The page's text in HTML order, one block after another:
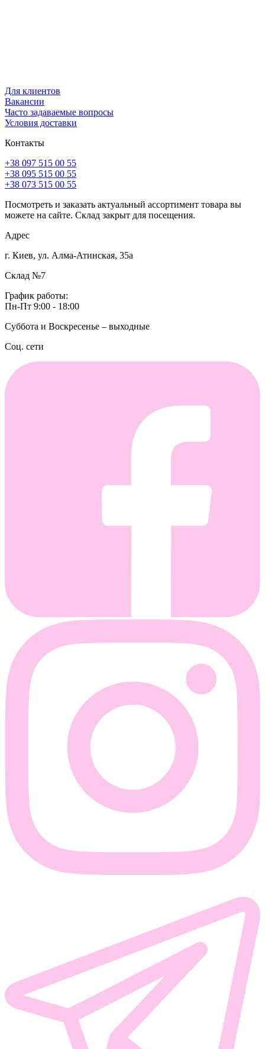
Для клиентов
Вакансии
Часто задаваемые вопросы
Условия доставки
Контакты
+38 097 515 00 55
+38 095 515 00 55
+38 073 515 00 55
Посмотреть и заказать актуальный ассортимент товара вы
можете на сайте. Склад закрыт для посещения.
Адрес
г. Киев, ул. Алма-Атинская, 35а
Склад №7
График работы:
Пн-Пт 9:00 - 18:00
Суббота и Воскресенье – выходные
Соц. сети